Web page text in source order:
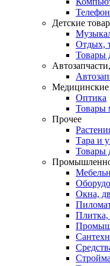
Детские
Отдых,
Товары
Медицинские
Оптика
Товары
Прочее
Тара и
Товары
Окна,
Плитка,